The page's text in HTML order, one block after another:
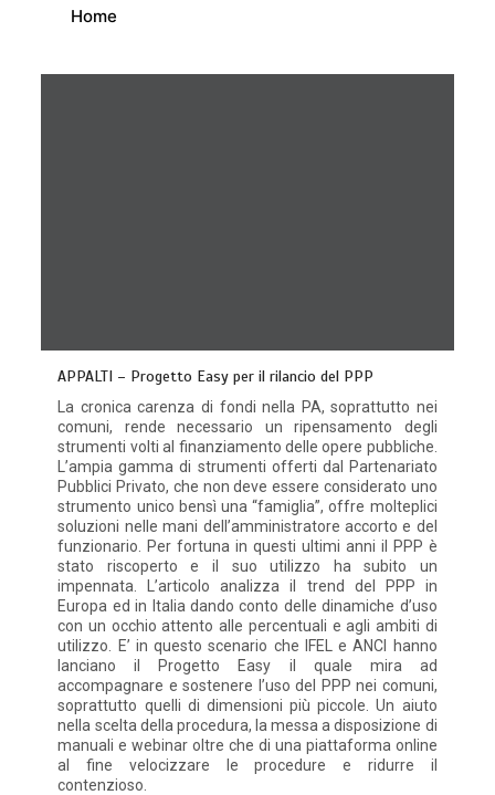
Home
APPALTI – Progetto Easy per il rilancio del PPP
La cronica carenza di fondi nella PA, soprattutto nei
comuni, rende necessario un ripensamento degli
strumenti volti al finanziamento delle opere pubbliche.
L’ampia gamma di strumenti offerti dal Partenariato
Pubblici Privato, che non deve essere considerato uno
strumento unico bensì una “famiglia”, offre molteplici
soluzioni nelle mani dell’amministratore accorto e del
funzionario. Per fortuna in questi ultimi anni il PPP è
stato riscoperto e il suo utilizzo ha subito un
impennata. L’articolo analizza il trend del PPP in
Europa ed in Italia dando conto delle dinamiche d’uso
con un occhio attento alle percentuali e agli ambiti di
utilizzo. E’ in questo scenario che IFEL e ANCI hanno
lanciano il Progetto Easy il quale mira ad
accompagnare e sostenere l’uso del PPP nei comuni,
soprattutto quelli di dimensioni più piccole. Un aiuto
nella scelta della procedura, la messa a disposizione di
manuali e webinar oltre che di una piattaforma online
al fine velocizzare le procedure e ridurre il
contenzioso.